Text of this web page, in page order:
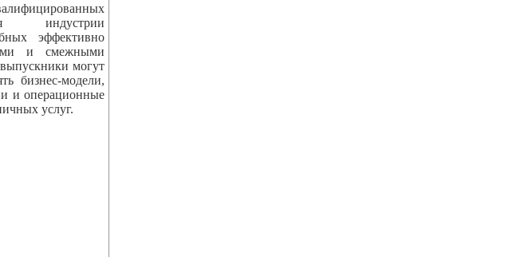
индустрии
эффективно
и смежными
могут
бизнес‑модели,
и операционные
услуг.